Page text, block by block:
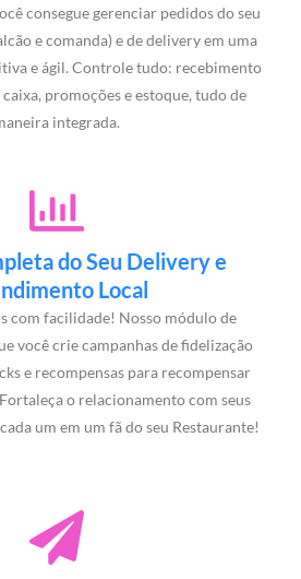
consegue gerenciar pedidos do seu
e comanda) e de delivery em uma
e ágil. Controle tudo: recebimento
promoções e estoque, tudo de
integrada.
do Seu Delivery e
Local
com facilidade! Nosso módulo de
você crie campanhas de fidelização
e recompensas para recompensar
o relacionamento com seus
um em um fã do seu Restaurante!